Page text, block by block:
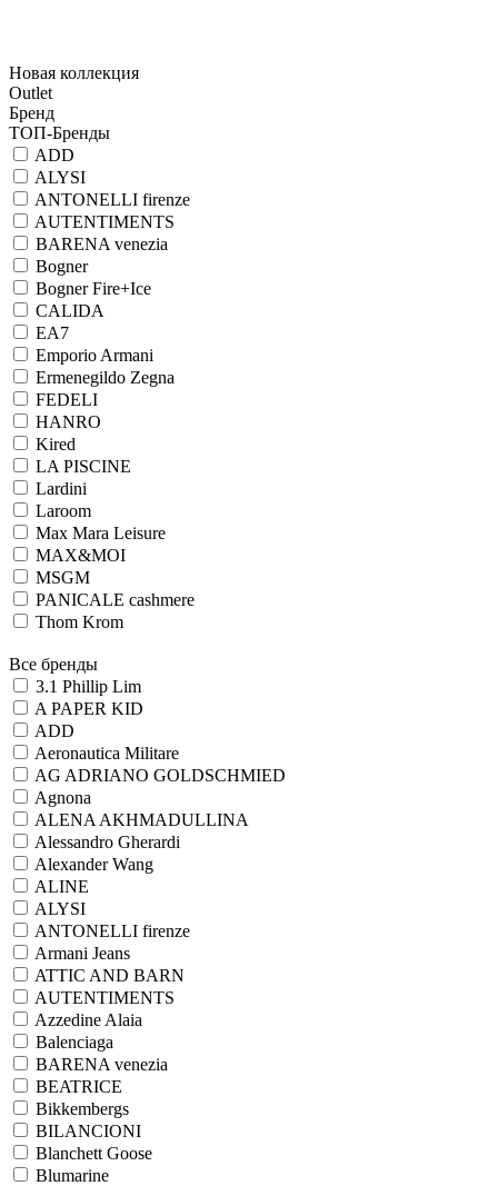
Новая коллекция
Outlet
Бренд
ТОП-Бренды
ADD
ALYSI
ANTONELLI firenze
AUTENTIMENTS
BARENA venezia
Bogner
Bogner Fire+Ice
CALIDA
EA7
Emporio Armani
Ermenegildo Zegna
FEDELI
HANRO
Kired
LA PISCINE
Lardini
Laroom
Max Mara Leisure
MAX&MOI
MSGM
PANICALE cashmere
Thom Krom
Все бренды
3.1 Phillip Lim
A PAPER KID
ADD
Aeronautica Militare
AG ADRIANO GOLDSCHMIED
Agnona
ALENA AKHMADULLINA
Alessandro Gherardi
Alexander Wang
ALINE
ALYSI
ANTONELLI firenze
Armani Jeans
ATTIC AND BARN
AUTENTIMENTS
Azzedine Alaia
Balenciaga
BARENA venezia
BEATRICE
Bikkembergs
BILANCIONI
Blanchett Goose
Blumarine